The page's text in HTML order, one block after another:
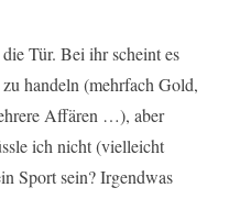
Tür. Bei ihr scheint es
handeln (mehrfach Gold,
Affären …), aber
ich nicht (vielleicht
Sport sein? Irgendwas